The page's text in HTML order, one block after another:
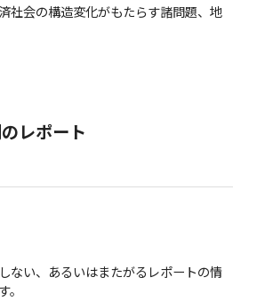
社会の構造変化がもたらす諸問題、地
レポート
ない、あるいはまたがるレポートの情